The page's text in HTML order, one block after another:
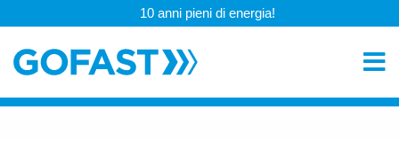
10 anni pieni di energia!